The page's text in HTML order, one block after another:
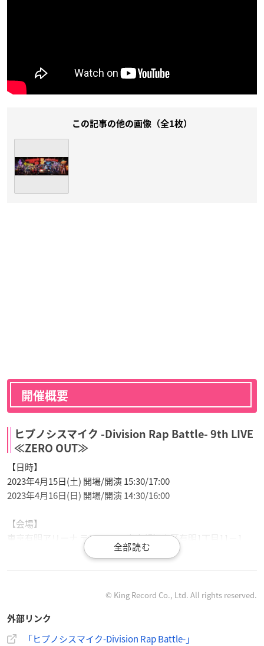
この記事の他の画像（全1枚）
開催概要
ヒプノシスマイク -Division Rap Battle- 9th LIVE
≪ZERO OUT≫
【日時】
2023年4月15日(土) 開場/開演 15:30/17:00
2023年4月16日(日) 開場/開演 14:30/16:00
【会場】
東京有明アリーナ 〒135-0063 東京都江東区有明1丁目11−1
木村昴、石谷春貴、天﨑滉平、浅沼晋太郎、駒田航、神尾晋一
東健人、岩崎諒太、河西健吾、黒田崇矢、葉山翔太、榊原優
希、竹内栄治
© King Record Co., Ltd. All rights reserved.
外部リンク
「ヒプノシスマイク-Division Rap Battle-」